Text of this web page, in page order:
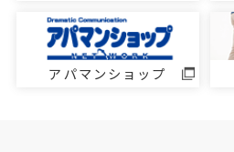
アパマンショップ